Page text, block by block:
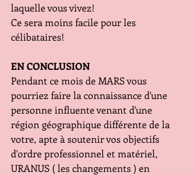
laquelle vous vivez!
Ce sera moins facile pour les
célibataires!
EN CONCLUSION
Pendant ce mois de MARS vous
pourriez faire la connaissance d'une
personne influente venant d'une
région géographique différente de la
votre, apte à soutenir vos objectifs
d'ordre professionnel et matériel,
URANUS ( les changements ) en